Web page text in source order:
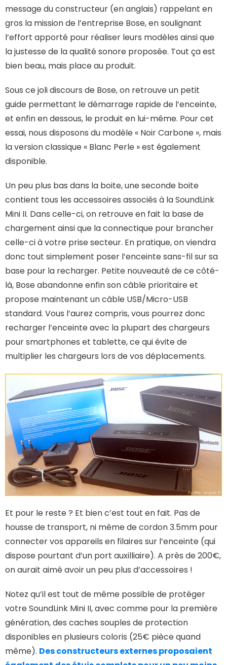
message du constructeur (en anglais) rappelant en
gros la mission de l’entreprise Bose, en soulignant
l’effort apporté pour réaliser leurs modèles ainsi que
la justesse de la qualité sonore proposée. Tout ça est
bien beau, mais place au produit.
Sous ce joli discours de Bose, on retrouve un petit
guide permettant le démarrage rapide de l’enceinte,
et enfin en dessous, le produit en lui-même. Pour cet
essai, nous disposons du modèle « Noir Carbone », mais
la version classique « Blanc Perle » est également
disponible.
Un peu plus bas dans la boite, une seconde boite
contient tous les accessoires associés à la SoundLink
Mini II. Dans celle-ci, on retrouve en fait la base de
chargement ainsi que la connectique pour brancher
celle-ci à votre prise secteur. En pratique, on viendra
donc tout simplement poser l’enceinte sans-fil sur sa
base pour la recharger. Petite nouveauté de ce côté-
là, Bose abandonne enfin son câble prioritaire et
propose maintenant un câble USB/Micro-USB
standard. Vous l’aurez compris, vous pourrez donc
recharger l’enceinte avec la plupart des chargeurs
pour smartphones et tablette, ce qui évite de
multiplier les chargeurs lors de vos déplacements.
Et pour le reste ? Et bien c’est tout en fait. Pas de
housse de transport, ni même de cordon 3.5mm pour
connecter vos appareils en filaires sur l’enceinte (qui
dispose pourtant d’un port auxilliaire). A près de 200€,
on aurait aimé avoir un peu plus d’accessoires !
Notez qu’il est tout de même possible de protéger
votre SoundLink Mini II, avec comme pour la première
génération, des caches souples de protection
disponibles en plusieurs coloris (25€ pièce quand
même). Des constructeurs externes proposaient